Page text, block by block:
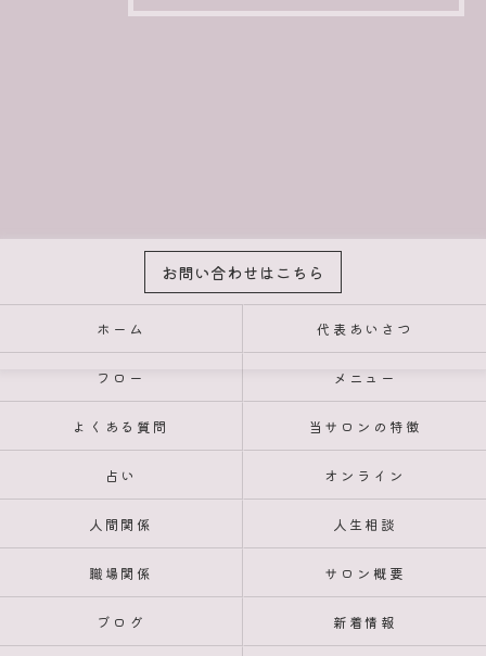
お問い合わせはこちら
ホーム 代表あいさつ
フロー メニュー
よくある質問 当サロンの特徴
占い オンライン
人間関係 人生相談
職場関係 サロン概要
ブログ 新着情報